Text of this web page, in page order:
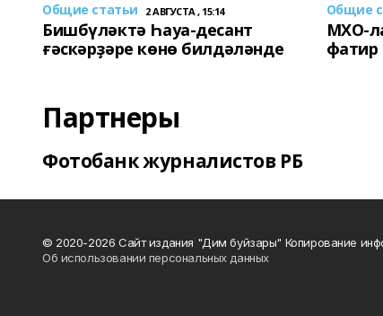
Общие статьи 2 АВГУСТА , 15:14
Бишбүләктә Һауа-десант
ғәскәрҙәре көнө билдәләнде
Общие
МХО-
Партнеры
Фотобанк журналистов РБ
© 2020-2026 Сайт издания "Дим буйзары" Копирование
Об использовании персональных данных